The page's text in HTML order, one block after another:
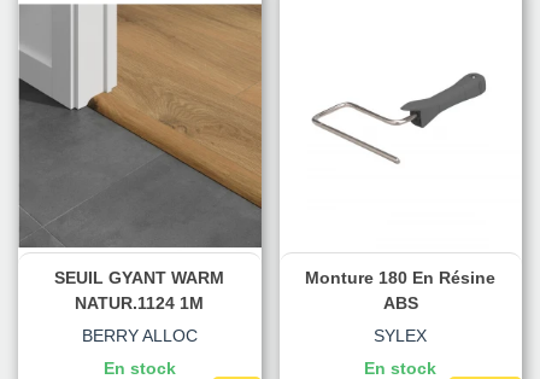
SEUIL GYANT WARM
NATUR.1124 1M
BERRY ALLOC
En stock
Monture 180 En Résine
ABS
SYLEX
En stock